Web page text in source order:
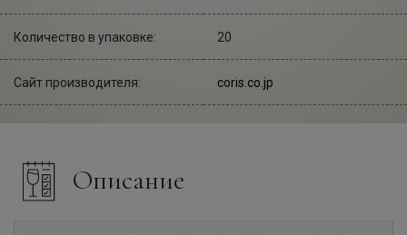
Количество в упаковке: 20
Сайт производителя: coris.co.jp
Описание